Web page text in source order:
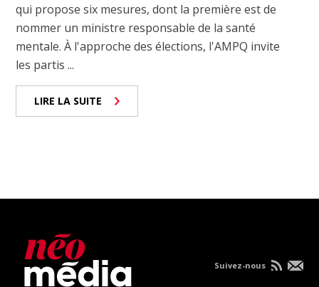
qui propose six mesures, dont la première est de
nommer un ministre responsable de la santé
mentale. À l'approche des élections, l'AMPQ invite
les partis ...
LIRE LA SUITE
Suivez-nous